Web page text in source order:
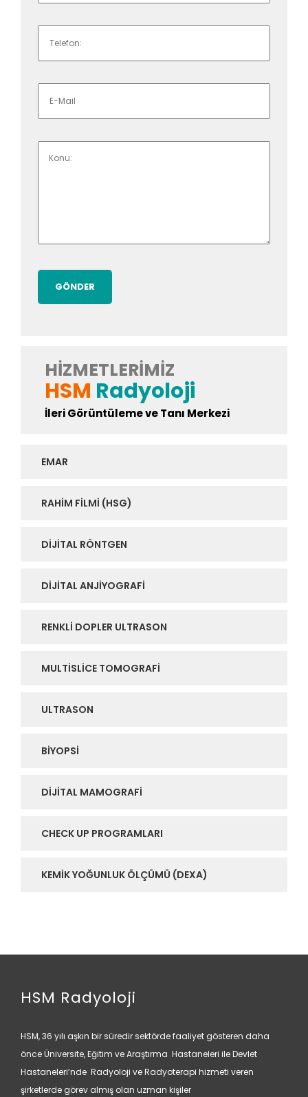
HIZMETLERIMIZ
HSM Radyoloji
İleri Görüntüleme ve Tanı Merkezi
EMAR
RAHIM FILMI (HSG)
DIJITAL RÖNTGEN
DIJITAL ANJIYOGRAFI
RENKLI DOPLER ULTRASON
MULTISLICE TOMOGRAFI
ULTRASON
BIYOPSI
DIJITAL MAMOGRAFI
CHECK UP PROGRAMLARI
KEMIK YOĞUNLUK ÖLÇÜMÜ (DEXA)
HSM Radyoloji
HSM, 36 yılı aşkın bir süredir sektörde faaliyet gösteren daha
önce Üniversite, Eğitim ve Araştırma Hastaneleri ile Devlet
Hastaneleri’nde Radyoloji ve Radyoterapi hizmeti veren
şirketlerde görev almış olan uzman kişiler